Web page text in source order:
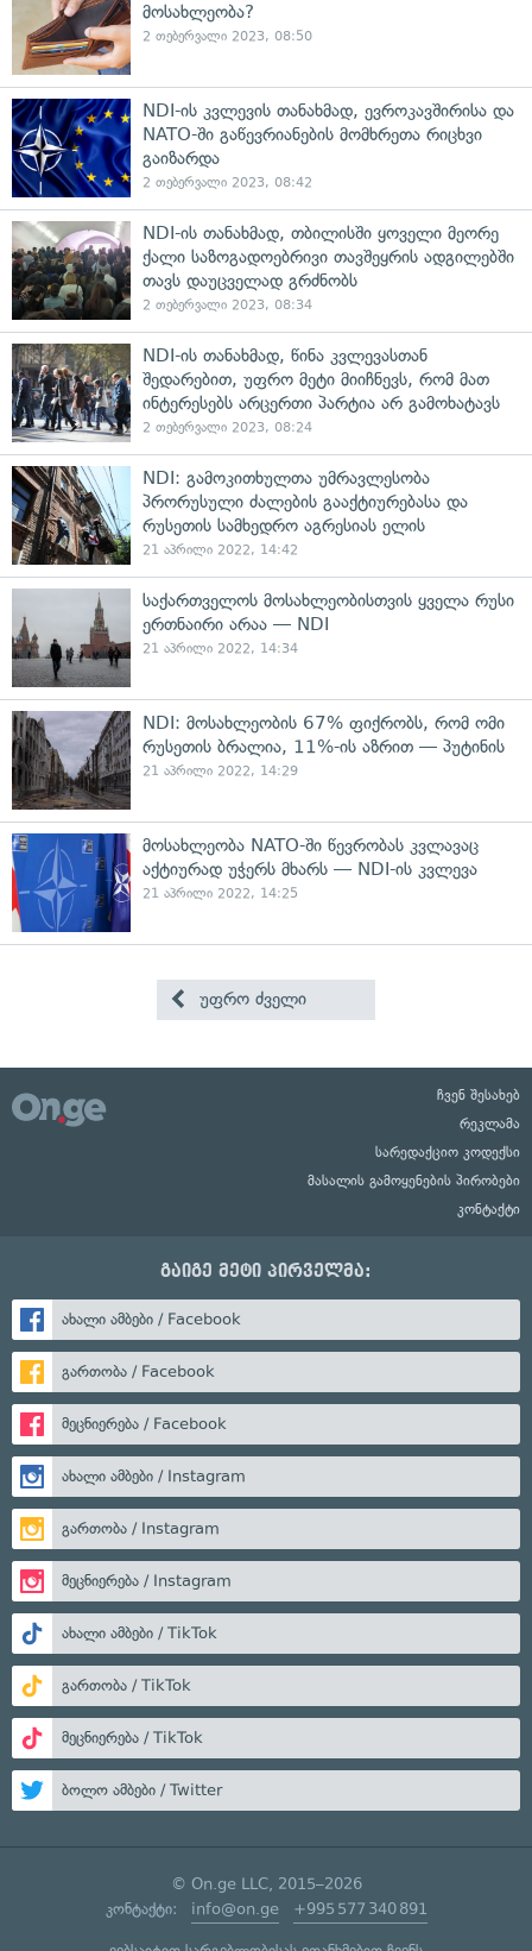
მოსახლეობა?
2 თებერვალი 2023, 08:50
NDI-ის კვლევის თანახმად, ევროკავშირისა და
NATO-ში გაწევრიანების მომხრეთა რიცხვი
გაიზარდა
2 თებერვალი 2023, 08:42
NDI-ის თანახმად, თბილისში ყოველი მეორე
ქალი საზოგადოებრივი თავშეყრის ადგილებში
თავს დაუცველად გრძნობს
2 თებერვალი 2023, 08:34
NDI-ის თანახმად, წინა კვლევასთან
შედარებით, უფრო მეტი მიიჩნევს, რომ მათ
ინტერესებს არცერთი პარტია არ გამოხატავს
2 თებერვალი 2023, 08:24
NDI: გამოკითხულთა უმრავლესობა
პრორუსული ძალების გააქტიურებასა და
რუსეთის სამხედრო აგრესიას ელის
21 აპრილი 2022, 14:42
საქართველოს მოსახლეობისთვის ყველა რუსი
ერთნაირი არაა — NDI
21 აპრილი 2022, 14:34
NDI: მოსახლეობის 67% ფიქრობს, რომ ომი
რუსეთის ბრალია, 11%-ის აზრით — პუტინის
21 აპრილი 2022, 14:29
მოსახლეობა NATO-ში წევრობას კვლავაც
აქტიურად უჭერს მხარს — NDI-ის კვლევა
21 აპრილი 2022, 14:25
უფრო ძველი
ჩვენ შესახებ
რეკლამა
სარედაქციო კოდექსი
მასალის გამოყენების პირობები
კონტაქტი
გაიგე მეტი პირველმა:
ახალი ამბები / Facebook
გართობა / Facebook
მეცნიერება / Facebook
ახალი ამბები / Instagram
გართობა / Instagram
მეცნიერება / Instagram
ახალი ამბები / TikTok
გართობა / TikTok
მეცნიერება / TikTok
ბოლო ამბები / Twitter
© On.ge LLC, 2015–2026
კონტაქტი: info@on.ge +995 577 340 891